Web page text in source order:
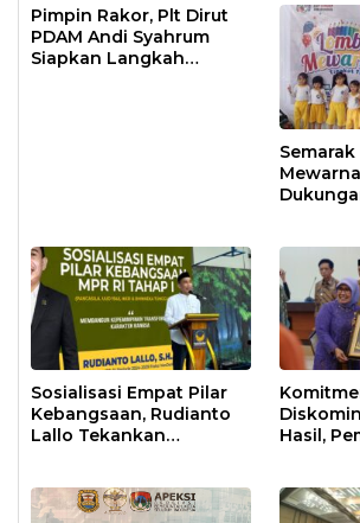
Pimpin Rakor, Plt Dirut
PDAM Andi Syahrum
Siapkan Langkah
Sosialisasi Empat Pilar
Kebangsaan, Rudianto
Lallo Tekankan
Hasil,